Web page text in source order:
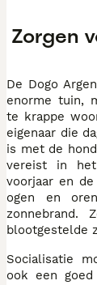
Zorgen
De Dogo
enorme tuin,
te krappe
eigenaar die
is met de
vereist in het
voorjaar en
ogen en
zonnebrand.
blootgestelde
Socialisatie
ook een goed